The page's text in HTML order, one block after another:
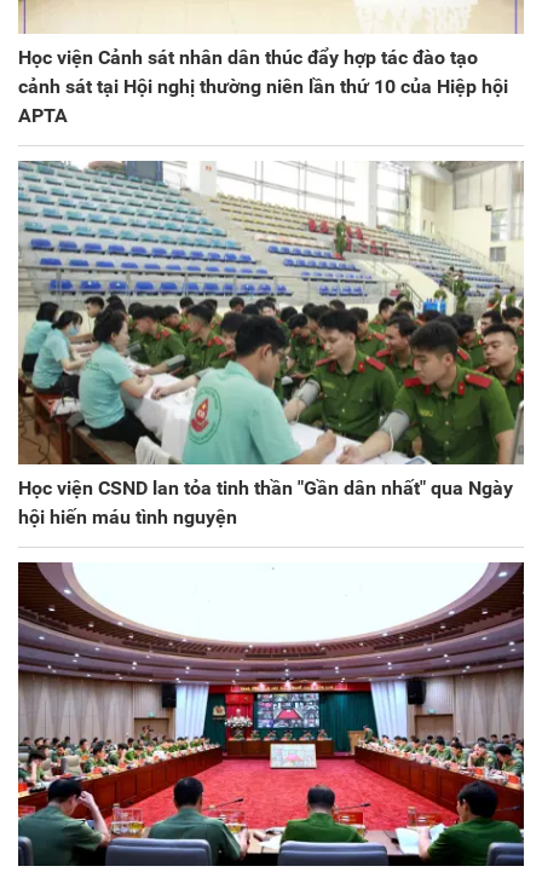
Học viện Cảnh sát nhân dân thúc đẩy hợp tác đào tạo
cảnh sát tại Hội nghị thường niên lần thứ 10 của Hiệp hội
APTA
Học viện CSND lan tỏa tinh thần "Gần dân nhất" qua Ngày
hội hiến máu tình nguyện